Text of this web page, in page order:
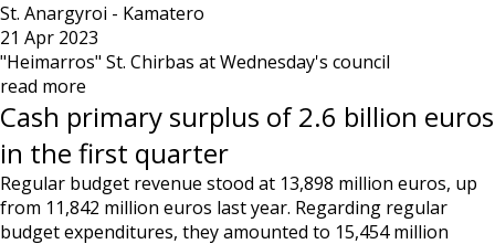
St. Anargyroi - Kamatero
21 Apr 2023
"Heimarros" St. Chirbas at Wednesday's council
read more
Cash primary surplus of 2.6 billion euros
in the first quarter
Regular budget revenue stood at 13,898 million euros, up
from 11,842 million euros last year. Regarding regular
budget expenditures, they amounted to 15,454 million